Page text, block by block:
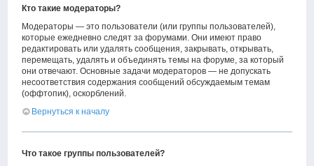
Кто такие модераторы?
Модераторы — это пользователи (или группы пользователей),
которые ежедневно следят за форумами. Они имеют право
редактировать или удалять сообщения, закрывать, открывать,
перемещать, удалять и объединять темы на форуме, за который
они отвечают. Основные задачи модераторов — не допускать
несоответствия содержания сообщений обсуждаемым темам
(оффтопик), оскорблений.
Вернуться к началу
Что такое группы пользователей?